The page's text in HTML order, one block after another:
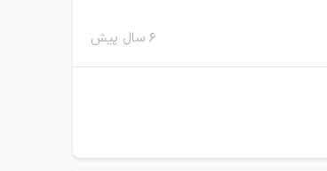
۶ سال پیش